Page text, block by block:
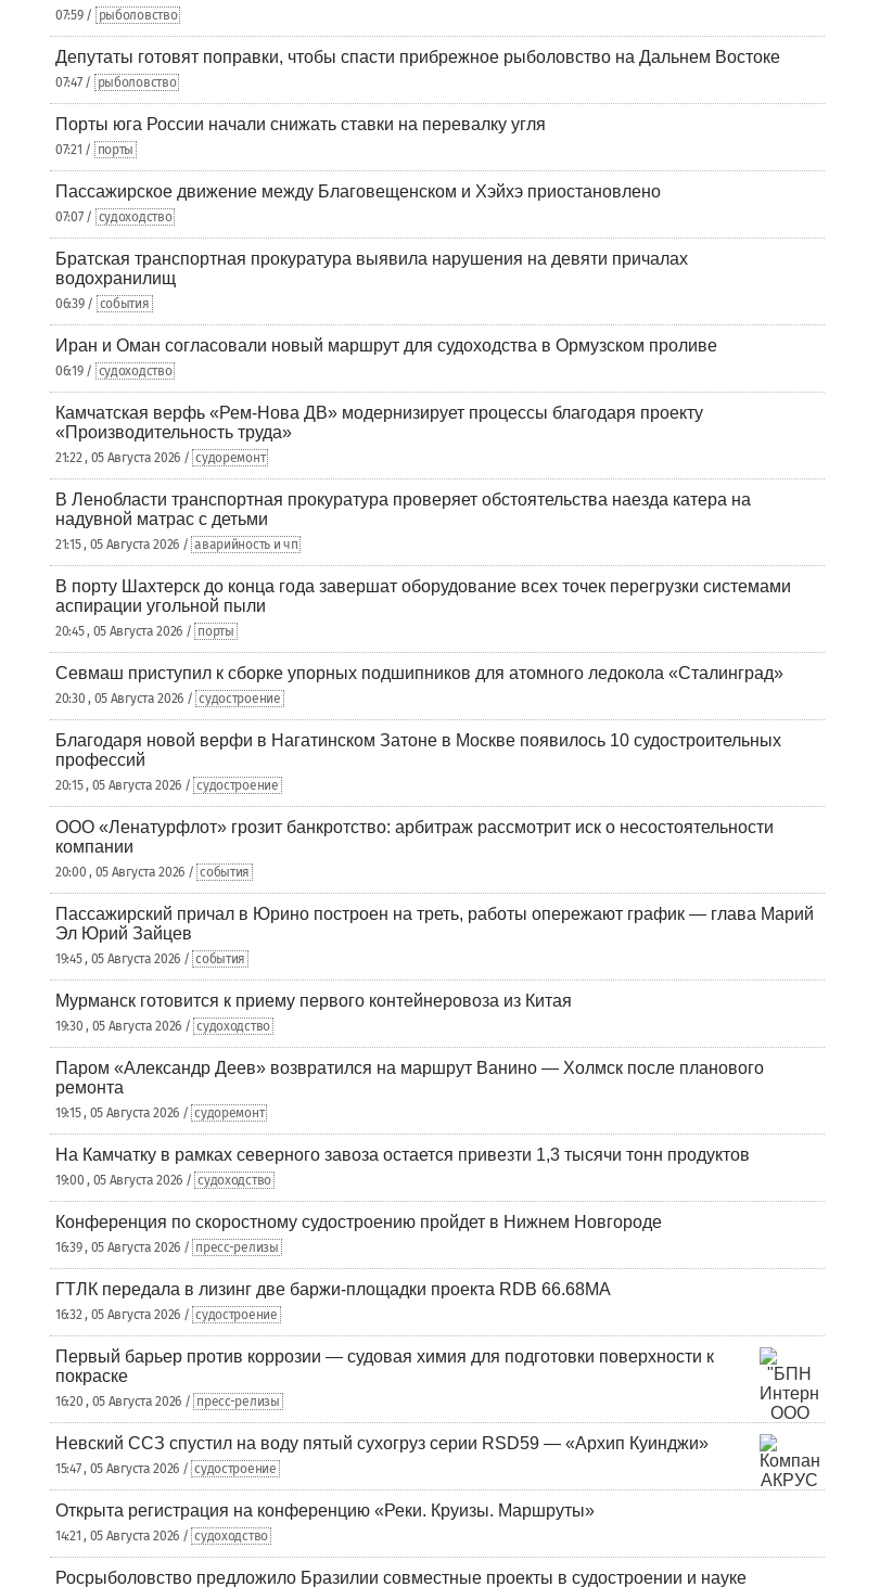
07:59 / рыболовство
Депутаты готовят поправки, чтобы спасти прибрежное рыболовство на Дальнем Востоке
07:47 / рыболовство
Порты юга России начали снижать ставки на перевалку угля
07:21 / порты
Пассажирское движение между Благовещенском и Хэйхэ приостановлено
07:07 / судоходство
Братская транспортная прокуратура выявила нарушения на девяти причалах
водохранилищ
06:39 / события
Иран и Оман согласовали новый маршрут для судоходства в Ормузском проливе
06:19 / судоходство
Камчатская верфь «Рем-Нова ДВ» модернизирует процессы благодаря проекту
«Производительность труда»
21:22 , 05 Августа 2026 / судоремонт
В Ленобласти транспортная прокуратура проверяет обстоятельства наезда катера на
надувной матрас с детьми
21:15 , 05 Августа 2026 / аварийность и чп
В порту Шахтерск до конца года завершат оборудование всех точек перегрузки системами
аспирации угольной пыли
20:45 , 05 Августа 2026 / порты
Севмаш приступил к сборке упорных подшипников для атомного ледокола «Сталинград»
20:30 , 05 Августа 2026 / судостроение
Благодаря новой верфи в Нагатинском Затоне в Москве появилось 10 судостроительных
профессий
20:15 , 05 Августа 2026 / судостроение
ООО «Ленатурфлот» грозит банкротство: арбитраж рассмотрит иск о несостоятельности
компании
20:00 , 05 Августа 2026 / события
Пассажирский причал в Юрино построен на треть, работы опережают график — глава Марий
Эл Юрий Зайцев
19:45 , 05 Августа 2026 / события
Мурманск готовится к приему первого контейнеровоза из Китая
19:30 , 05 Августа 2026 / судоходство
Паром «Александр Деев» возвратился на маршрут Ванино — Холмск после планового
ремонта
19:15 , 05 Августа 2026 / судоремонт
На Камчатку в рамках северного завоза остается привезти 1,3 тысячи тонн продуктов
19:00 , 05 Августа 2026 / судоходство
Конференция по скоростному судостроению пройдет в Нижнем Новгороде
16:39 , 05 Августа 2026 / пресс-релизы
ГТЛК передала в лизинг две баржи-площадки проекта RDB 66.68МА
16:32 , 05 Августа 2026 / судостроение
Первый барьер против коррозии — судовая химия для подготовки поверхности к
покраске
16:20 , 05 Августа 2026 / пресс-релизы
Невский ССЗ спустил на воду пятый сухогруз серии RSD59 — «Архип Куинджи»
15:47 , 05 Августа 2026 / судостроение
Открыта регистрация на конференцию «Реки. Круизы. Маршруты»
14:21 , 05 Августа 2026 / судоходство
Росрыболовство предложило Бразилии совместные проекты в судостроении и науке